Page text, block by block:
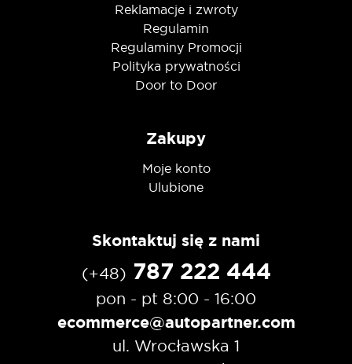
Reklamacje i zwroty
Regulamin
Regulaminy Promocji
Polityka prywatności
Door to Door
Zakupy
Moje konto
Ulubione
Skontaktuj się z nami
(+48) 787 222 444
pon - pt 8:00 - 16:00
ecommerce@autopartner.com
ul. Wrocławska 1